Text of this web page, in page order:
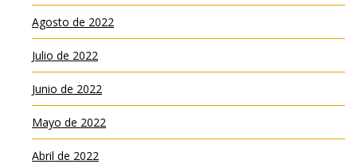
Agosto de 2022
Julio de 2022
Junio de 2022
Mayo de 2022
Abril de 2022